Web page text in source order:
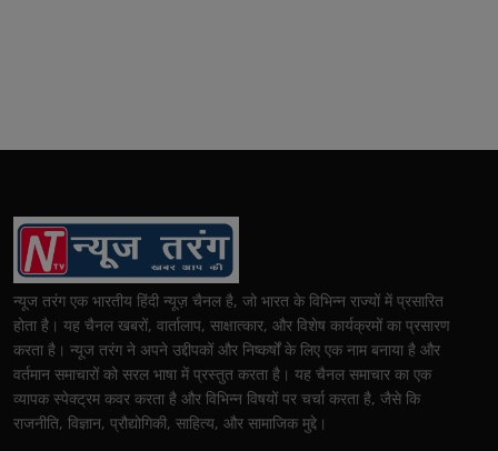
न्यूज तरंग एक भारतीय हिंदी न्यूज़ चैनल है, जो भारत के विभिन्न राज्यों में प्रसारित
होता है। यह चैनल खबरों, वार्तालाप, साक्षात्कार, और विशेष कार्यक्रमों का प्रसारण
करता है। न्यूज तरंग ने अपने उद्दीपकों और निष्कर्षों के लिए एक नाम बनाया है और
वर्तमान समाचारों को सरल भाषा में प्रस्तुत करता है। यह चैनल समाचार का एक
व्यापक स्पेक्ट्रम कवर करता है और विभिन्न विषयों पर चर्चा करता है, जैसे कि
राजनीति, विज्ञान, प्रौद्योगिकी, साहित्य, और सामाजिक मुद्दे।